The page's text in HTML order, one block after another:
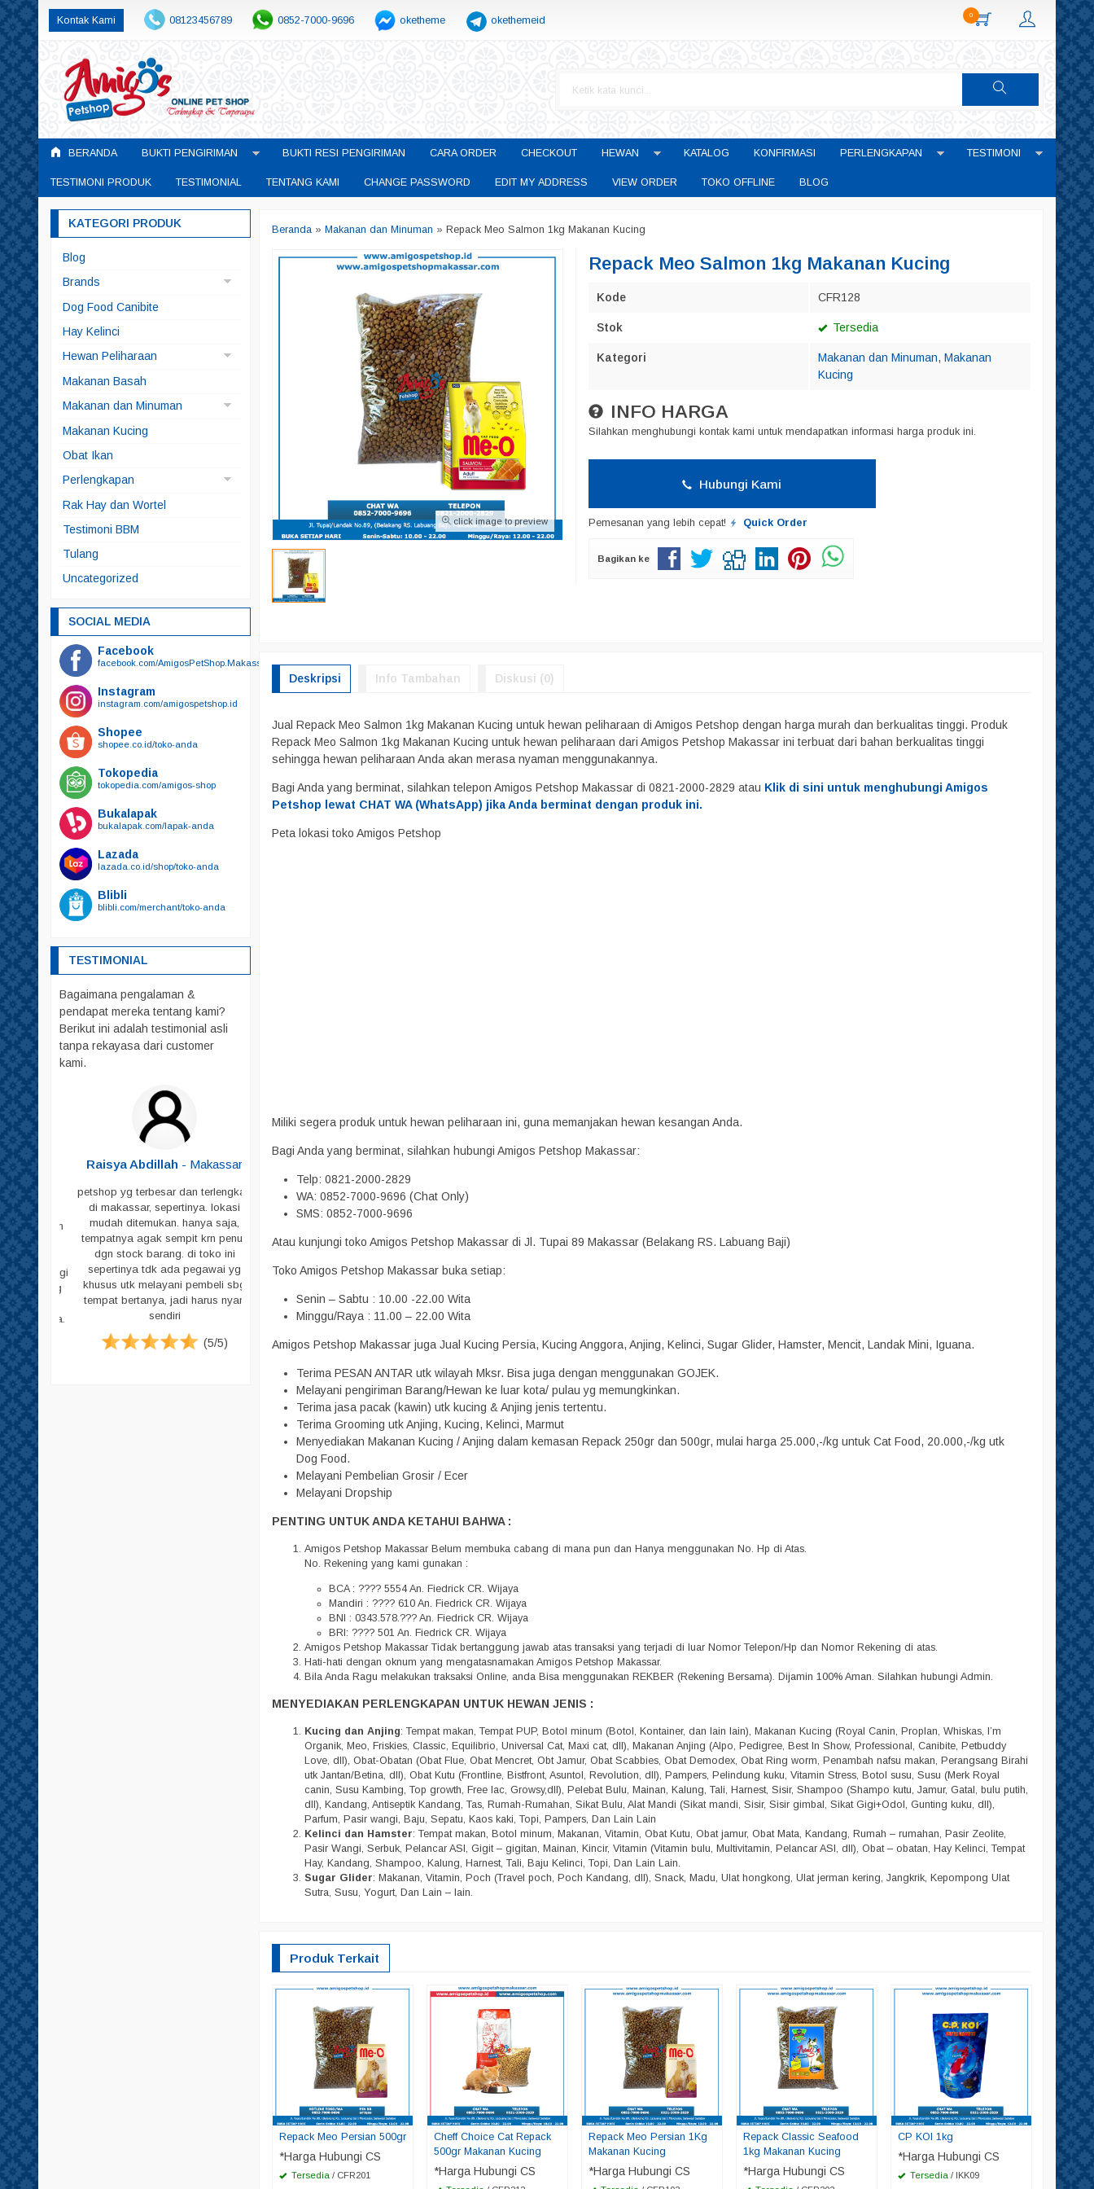
Kontak Kami 08123456789 0852-7000-9696 oketheme okethemeid 0
BERANDA BUKTI PENGIRIMAN BUKTI RESI PENGIRIMAN CARA ORDER CHECKOUT HEWAN KATALOG KONFIRMASI PERLENGKAPAN TESTIMONI
TESTIMONI PRODUK TESTIMONIAL TENTANG KAMI CHANGE PASSWORD EDIT MY ADDRESS VIEW ORDER TOKO OFFLINE BLOG
Beranda » Makanan dan Minuman » Repack Meo Salmon 1kg Makanan Kucing
click image to preview
Repack Meo Salmon 1kg Makanan Kucing
Kode CFR128
Stok Tersedia
Kategori Makanan dan Minuman, Makanan
Kucing
INFO HARGA
Silahkan menghubungi kontak kami untuk mendapatkan informasi harga produk ini.
Hubungi Kami
Pemesanan yang lebih cepat! Quick Order
Bagikan ke
Deskripsi Info Tambahan Diskusi (0)
Jual Repack Meo Salmon 1kg Makanan Kucing untuk hewan peliharaan di Amigos Petshop dengan harga murah dan berkualitas tinggi. Produk
Repack Meo Salmon 1kg Makanan Kucing untuk hewan peliharaan dari Amigos Petshop Makassar ini terbuat dari bahan berkualitas tinggi
sehingga hewan peliharaan Anda akan merasa nyaman menggunakannya.
Bagi Anda yang berminat, silahkan telepon Amigos Petshop Makassar di 0821-2000-2829 atau Klik di sini untuk menghubungi Amigos
Petshop lewat CHAT WA (WhatsApp) jika Anda berminat dengan produk ini.
Peta lokasi toko Amigos Petshop
Miliki segera produk untuk hewan peliharaan ini, guna memanjakan hewan kesangan Anda.
Bagi Anda yang berminat, silahkan hubungi Amigos Petshop Makassar:
Telp: 0821-2000-2829
WA: 0852-7000-9696 (Chat Only)
SMS: 0852-7000-9696
Atau kunjungi toko Amigos Petshop Makassar di Jl. Tupai 89 Makassar (Belakang RS. Labuang Baji)
Toko Amigos Petshop Makassar buka setiap:
Senin – Sabtu : 10.00 -22.00 Wita
Minggu/Raya : 11.00 – 22.00 Wita
Amigos Petshop Makassar juga Jual Kucing Persia, Kucing Anggora, Anjing, Kelinci, Sugar Glider, Hamster, Mencit, Landak Mini, Iguana.
Terima PESAN ANTAR utk wilayah Mksr. Bisa juga dengan menggunakan GOJEK.
Melayani pengiriman Barang/Hewan ke luar kota/ pulau yg memungkinkan.
Terima jasa pacak (kawin) utk kucing & Anjing jenis tertentu.
Terima Grooming utk Anjing, Kucing, Kelinci, Marmut
Menyediakan Makanan Kucing / Anjing dalam kemasan Repack 250gr dan 500gr, mulai harga 25.000,-/kg untuk Cat Food, 20.000,-/kg utk
Dog Food.
Melayani Pembelian Grosir / Ecer
Melayani Dropship
PENTING UNTUK ANDA KETAHUI BAHWA :
Amigos Petshop Makassar Belum membuka cabang di mana pun dan Hanya menggunakan No. Hp di Atas.
No. Rekening yang kami gunakan :
BCA : ???? 5554 An. Fiedrick CR. Wijaya
Mandiri : ???? 610 An. Fiedrick CR. Wijaya
BNI : 0343.578.??? An. Fiedrick CR. Wijaya
BRI: ???? 501 An. Fiedrick CR. Wijaya
Amigos Petshop Makassar Tidak bertanggung jawab atas transaksi yang terjadi di luar Nomor Telepon/Hp dan Nomor Rekening di atas.
Hati-hati dengan oknum yang mengatasnamakan Amigos Petshop Makassar.
Bila Anda Ragu melakukan traksaksi Online, anda Bisa menggunakan REKBER (Rekening Bersama). Dijamin 100% Aman. Silahkan hubungi Admin.
MENYEDIAKAN PERLENGKAPAN UNTUK HEWAN JENIS :
Kucing dan Anjing: Tempat makan, Tempat PUP, Botol minum (Botol, Kontainer, dan lain lain), Makanan Kucing (Royal Canin, Proplan, Whiskas, I’m
Organik, Meo, Friskies, Classic, Equilibrio, Universal Cat, Maxi cat, dll), Makanan Anjing (Alpo, Pedigree, Best In Show, Professional, Canibite, Petbuddy
Love, dll), Obat-Obatan (Obat Flue, Obat Mencret, Obt Jamur, Obat Scabbies, Obat Demodex, Obat Ring worm, Penambah nafsu makan, Perangsang Birahi
utk Jantan/Betina, dll), Obat Kutu (Frontline, Bistfront, Asuntol, Revolution, dll), Pampers, Pelindung kuku, Vitamin Stress, Botol susu, Susu (Merk Royal
canin, Susu Kambing, Top growth, Free lac, Growsy,dll), Pelebat Bulu, Mainan, Kalung, Tali, Harnest, Sisir, Shampoo (Shampo kutu, Jamur, Gatal, bulu putih,
dll), Kandang, Antiseptik Kandang, Tas, Rumah-Rumahan, Sikat Bulu, Alat Mandi (Sikat mandi, Sisir, Sisir gimbal, Sikat Gigi+Odol, Gunting kuku, dll),
Parfum, Pasir wangi, Baju, Sepatu, Kaos kaki, Topi, Pampers, Dan Lain Lain
Kelinci dan Hamster: Tempat makan, Botol minum, Makanan, Vitamin, Obat Kutu, Obat jamur, Obat Mata, Kandang, Rumah – rumahan, Pasir Zeolite,
Pasir Wangi, Serbuk, Pelancar ASI, Gigit – gigitan, Mainan, Kincir, Vitamin (Vitamin bulu, Multivitamin, Pelancar ASI, dll), Obat – obatan, Hay Kelinci, Tempat
Hay, Kandang, Shampoo, Kalung, Harnest, Tali, Baju Kelinci, Topi, Dan Lain Lain.
Sugar Glider: Makanan, Vitamin, Poch (Travel poch, Poch Kandang, dll), Snack, Madu, Ulat hongkong, Ulat jerman kering, Jangkrik, Kepompong Ulat
Sutra, Susu, Yogurt, Dan Lain – lain.
Produk Terkait
Repack Meo Persian 500gr
*Harga Hubungi CS
Tersedia / CFR201
Cheff Choice Cat Repack
500gr Makanan Kucing
*Harga Hubungi CS
Repack Meo Persian 1Kg
Makanan Kucing
*Harga Hubungi CS
Repack Classic Seafood
1kg Makanan Kucing
*Harga Hubungi CS
CP KOI 1kg
*Harga Hubungi CS
Tersedia / IKK09
KATEGORI PRODUK
Blog
Brands
Arqui Fresh
Doggyman
Pedigree
Dog Food Canibite
Hay Kelinci
Hewan Peliharaan
Anjing
Kucing
Makanan Basah
Makanan dan Minuman
Makanan Anjing
Makanan Ikan
Makanan Kelinci
Makanan Kura-kura
Snack
Makanan Kucing
Obat Ikan
Perlengkapan
Brangus
Kucing
Botol Minum
Botol Susu
Gunting
Kalung Tali Harnest
Kalung
Kandang
Mainan
Makanan
Friskies
whiskas
Pakaian
Parfum
Pelebat Bulu
Sisir
Skop PUP
Tas & Cannel Box
Tempat Makan
Tempat PUP
Pampers
Rak Hay dan Wortel
Testimoni BBM
Tulang
Uncategorized
SOCIAL MEDIA
Facebook
facebook.com/AmigosPetShop.Makassar
Instagram
instagram.com/amigospetshop.id
Shopee
shopee.co.id/toko-anda
Tokopedia
tokopedia.com/amigos-shop
Bukalapak
bukalapak.com/lapak-anda
Lazada
lazada.co.id/shop/toko-anda
Blibli
blibli.com/merchant/toko-anda
TESTIMONIAL
Bagaimana pengalaman &
pendapat mereka tentang kami?
Berikut ini adalah testimonial asli
tanpa rekayasa dari customer
kami.
Raisya Abdillah- Makassar
petshop yg terbesar dan terlengkap
di makassar, sepertinya. lokasi
mudah ditemukan. hanya saja,
tempatnya agak sempit krn penuh
dgn stock barang. di toko ini
sepertinya tdk ada pegawai yg
khusus utk melayani pembeli sbg
tempat bertanya, jadi harus nyari
sendiri
(5/5)